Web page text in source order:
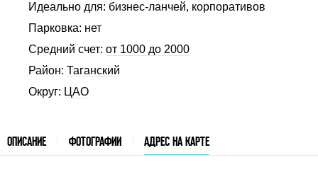
Идеально для: бизнес-ланчей, корпоративов
Парковка: нет
Средний счет: от 1000 до 2000
Район: Таганский
Округ: ЦАО
ОПИСАНИЕ ФОТОГРАФИИ АДРЕС НА КАРТЕ